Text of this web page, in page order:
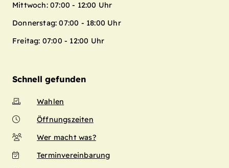
Mittwoch: 07:00 - 12:00 Uhr
Donnerstag: 07:00 - 18:00 Uhr
Freitag: 07:00 - 12:00 Uhr
Schnell gefunden
Wahlen
Öffnungszeiten
Wer macht was?
Terminvereinbarung